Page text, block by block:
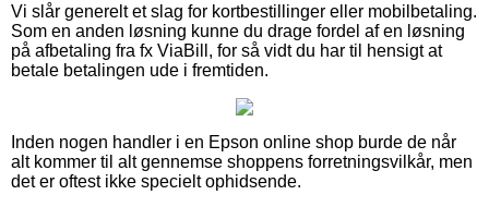
Vi slår generelt et slag for kortbestillinger eller mobilbetaling.
Som en anden løsning kunne du drage fordel af en løsning
på afbetaling fra fx ViaBill, for så vidt du har til hensigt at
betale betalingen ude i fremtiden.
Inden nogen handler i en Epson online shop burde de når
alt kommer til alt gennemse shoppens forretningsvilkår, men
det er oftest ikke specielt ophidsende.